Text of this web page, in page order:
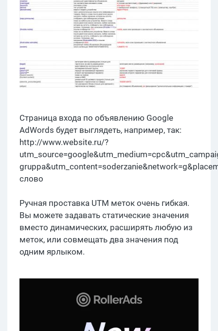
Страница входа по объявлению Google
AdWords будет выглядеть, например, так:
http://www.website.ru/?
слово
Ручная проставка UTM меток очень гибкая.
Вы можете задавать статические значения
вместо динамических, расширять любую из
меток, или совмещать два значения под
одним ярлыком.